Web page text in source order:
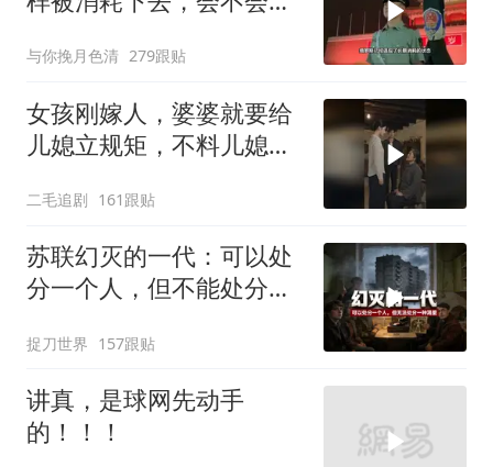
与你挽月色清 279跟贴
女孩刚嫁人，婆婆就要给
儿媳立规矩，不料儿媳不
二毛追剧 161跟贴
苏联幻灭的一代：可以处
分一个人，但不能处分一
捉刀世界 157跟贴
讲真，是球网先动手
的！！！